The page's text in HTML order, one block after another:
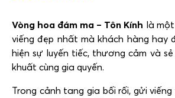
Vòng hoa đám ma – Tôn Kính là
viếng đẹp nhất mà khách hàng hay
hiện sự luyến tiếc, thương cảm và
khuất cùng gia quyến.
Trong cảnh tang gia bối rối, gửi